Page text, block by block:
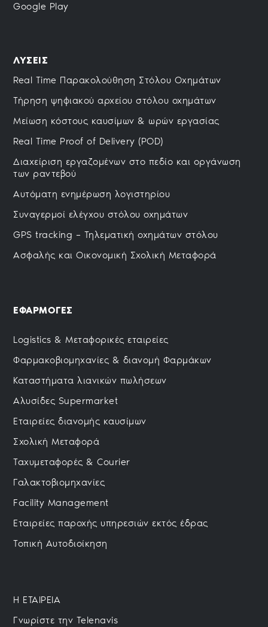
Google Play
ΛΥΣΕΙΣ
Real Time Παρακολούθηση Στόλου Οχημάτων
Τήρηση ψηφιακού αρχείου στόλου οχημάτων
Μείωση κόστους καυσίμων & ωρών εργασίας
Real Time Proof of Delivery (POD)
Διαχείριση εργαζομένων στο πεδίο και οργάνωση
των ραντεβού
Αυτόματη ενημέρωση λογιστηρίου
Συναγερμοί ελέγχoυ στόλου οχημάτων
GPS tracking – Τηλεματική οχημάτων στόλου
Ασφαλής και Οικονομική Σχολική Μεταφορά
ΕΦΑΡΜΟΓΕΣ
Logistics & Μεταφορικές εταιρείες
Φαρμακοβιομηχανίες & διανομή Φαρμάκων
Καταστήματα λιανικών πωλήσεων
Αλυσίδες Supermarket
Εταιρείες διανομής καυσίμων
Σχολική Μεταφορά
Ταχυμεταφορές & Courier
Γαλακτοβιομηχανίες
Facility Management
Εταιρείες παροχής υπηρεσιών εκτός έδρας
Τοπική Αυτοδιοίκηση
H ΕΤΑΙΡΕΙΑ
Γνωρίστε την Telenavis